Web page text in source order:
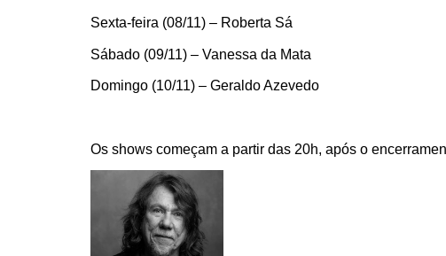
Sexta-feira (08/11) – Roberta Sá
Sábado (09/11) – Vanessa da Mata
Domingo (10/11) – Geraldo Azevedo
Os shows começam a partir das 20h, após o